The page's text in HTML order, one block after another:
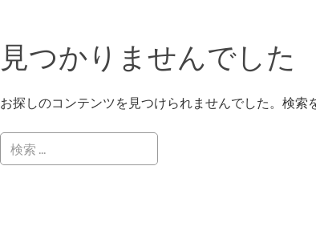
見つかりませんでした
お探しのコンテンツを見つけられませんでした。検索